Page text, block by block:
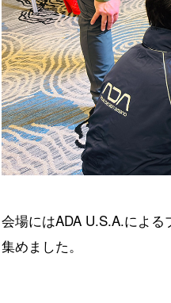
会場にはADA U.S.A.によ
集めました。